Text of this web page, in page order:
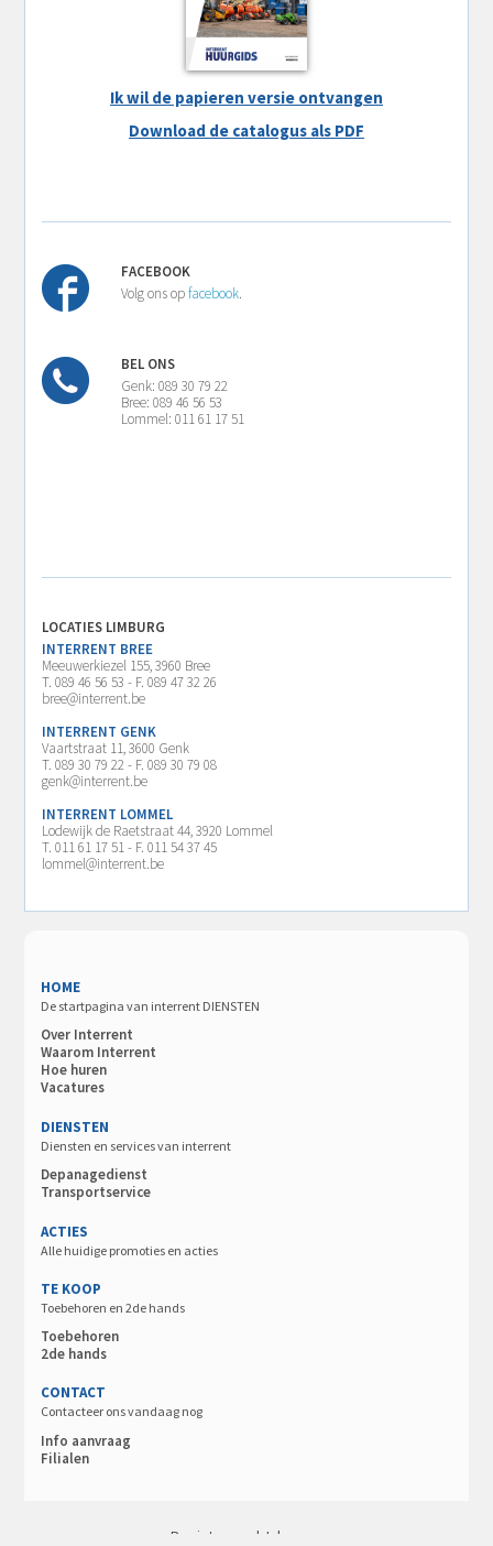
Ik wil de papieren versie ontvangen
Download de catalogus als PDF
FACEBOOK
Volg ons opfacebook.
BEL ONS
Genk: 089 30 79 22
Bree: 089 46 56 53
Lommel: 011 61 17 51
LOCATIES LIMBURG
INTERRENT BREE
Meeuwerkiezel 155, 3960 Bree
T. 089 46 56 53 - F. 089 47 32 26
bree@interrent.be
INTERRENT GENK
Vaartstraat 11, 3600 Genk
T. 089 30 79 22 - F. 089 30 79 08
genk@interrent.be
INTERRENT LOMMEL
Lodewijk de Raetstraat 44, 3920 Lommel
T. 011 61 17 51 - F. 011 54 37 45
lommel@interrent.be
HOME
De startpagina van interrent DIENSTEN
Over Interrent
Waarom Interrent
Hoe huren
Vacatures
DIENSTEN
Diensten en services van interrent
Depanagedienst
Transportservice
ACTIES
Alle huidige promoties en acties
TE KOOP
Toebehoren en 2de hands
Toebehoren
2de hands
CONTACT
Contacteer ons vandaag nog
Info aanvraag
Filialen
Registreren | Inloggen